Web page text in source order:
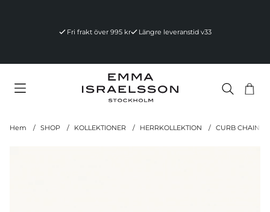
Fri frakt över 995 kr Längre leveranstid v33
.
Hem SHOP KOLLEKTIONER HERRKOLLEKTION CURB CHAIN